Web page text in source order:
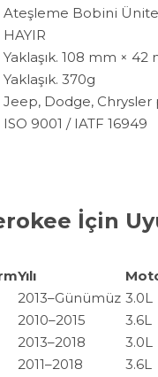
Ateşleme Bobini
HAYIR
Yaklaşık. 108 mm ×
Yaklaşık. 370g
Jeep, Dodge, Chrysler
ISO 9001 / IATF 16949
İçin
Yılı
2013–Günümüz 3.0L
2010–2015 3.6L
2013–2018 3.0L
2011–2018 3.6L